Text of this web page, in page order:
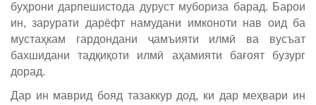
буҳрони дарпешистода дуруст мубориза барад. Барои
ин, зарурати дарёфт намудани имконоти нав оид ба
мустаҳкам гардондани ҷамъияти илмӣ ва вусъат
бахшидани тадқиқоти илмӣ аҳамияти бағоят бузург
дорад.
Дар ин маврид бояд тазаккур дод, ки дар меҳвари ин